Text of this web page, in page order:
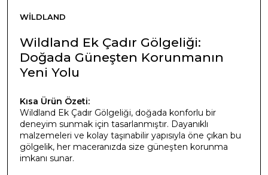
WILDLAND
Wildland Ek Çadır Gölgeliği:
Doğada Güneşten Korunmanın
Yeni Yolu
Kısa Ürün Özeti:
Wildland Ek Çadır Gölgeliği, doğada konforlu bir
deneyim sunmak için tasarlanmıştır. Dayanıklı
malzemeleri ve kolay taşınabilir yapısıyla öne çıkan bu
gölgelik, her maceranızda size güneşten korunma
imkanı sunar.